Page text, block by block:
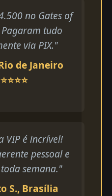
no Gates of
tudo
via PIX."
de Janeiro
VIP é incrível!
pessoal e
semana."
S., Brasília